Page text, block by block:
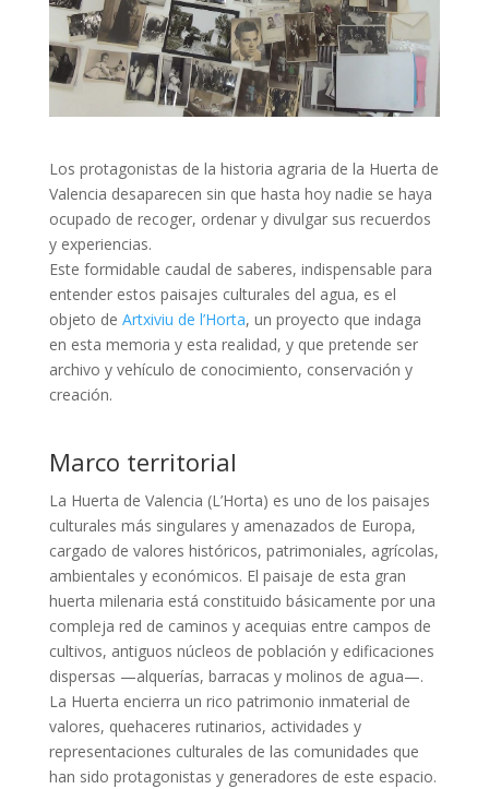
Los protagonistas de la historia agraria de la Huerta de
Valencia desaparecen sin que hasta hoy nadie se haya
ocupado de recoger, ordenar y divulgar sus recuerdos
y experiencias.
Este formidable caudal de saberes, indispensable para
entender estos paisajes culturales del agua, es el
objeto de Artxiviu de l’Horta, un proyecto que indaga
en esta memoria y esta realidad, y que pretende ser
archivo y vehículo de conocimiento, conservación y
creación.
Marco territorial
La Huerta de Valencia (L’Horta) es uno de los paisajes
culturales más singulares y amenazados de Europa,
cargado de valores históricos, patrimoniales, agrícolas,
ambientales y económicos. El paisaje de esta gran
huerta milenaria está constituido básicamente por una
compleja red de caminos y acequias entre campos de
cultivos, antiguos núcleos de población y edificaciones
dispersas —alquerías, barracas y molinos de agua—.
La Huerta encierra un rico patrimonio inmaterial de
valores, quehaceres rutinarios, actividades y
representaciones culturales de las comunidades que
han sido protagonistas y generadores de este espacio.